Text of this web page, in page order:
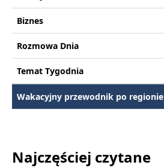
Biznes
Rozmowa Dnia
Temat Tygodnia
Wakacyjny przewodnik po regionie
Najczęściej czytane